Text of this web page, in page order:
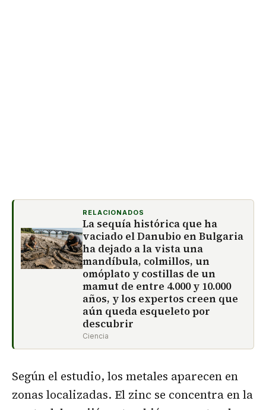
RELACIONADOS
La sequía histórica que ha
vaciado el Danubio en Bulgaria
ha dejado a la vista una
mandíbula, colmillos, un
omóplato y costillas de un
mamut de entre 4.000 y 10.000
años, y los expertos creen que
aún queda esqueleto por
descubrir
Ciencia
Según el estudio, los metales aparecen en
zonas localizadas. El zinc se concentra en la